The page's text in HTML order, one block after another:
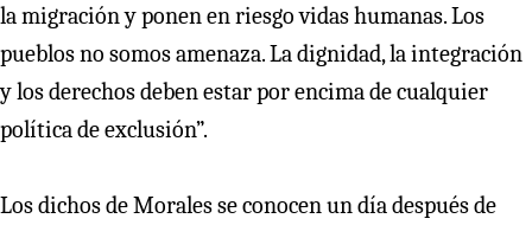
la migración y ponen en riesgo vidas humanas. Los
pueblos no somos amenaza. La dignidad, la integración
y los derechos deben estar por encima de cualquier
política de exclusión”.
Los dichos de Morales se conocen un día después de